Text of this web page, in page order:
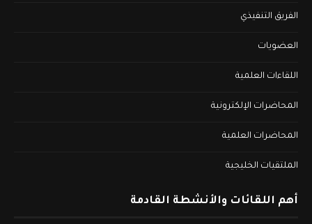
الفريق التنفيذي
العضويات
اللقاءات العلمية
المحاضرات الإلكترونية
المحاضرات العلمية
الملتقيات الخليجية
أهم اللقائات والأنشطة القادمة